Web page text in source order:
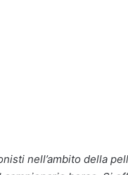
nell’ambito della